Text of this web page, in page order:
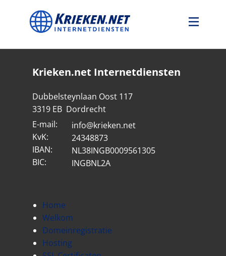
Hosting
Certificaten
Webdesign
Krieken.net Internetdiensten
Dubbelsteynlaan Oost 117
3319 EB Dordrecht
info@krieken.net
24348873
NL38INGB0009561305
INGBNL2A
E-mail:
KvK:
IBAN:
BIC:
Home
Welkom
Domeinregistratie
Hosting